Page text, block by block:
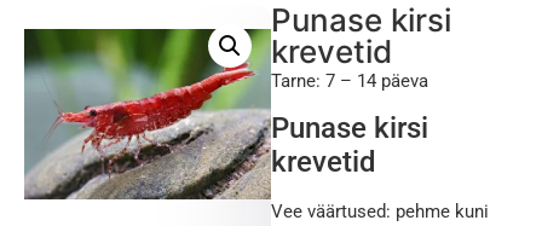
Punase kirsi
krevetid
Tarne: 7 – 14 päeva
Punase kirsi
krevetid
Vee väärtused: pehme kuni